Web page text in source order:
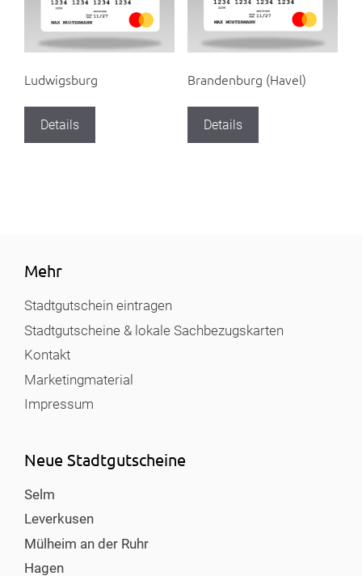
Ludwigsburg
Details
Brandenburg (Havel)
Details
Mehr
Stadtgutschein eintragen
Stadtgutscheine & lokale Sachbezugskarten
Kontakt
Marketingmaterial
Impressum
Neue Stadtgutscheine
Selm
Leverkusen
Mülheim an der Ruhr
Hagen